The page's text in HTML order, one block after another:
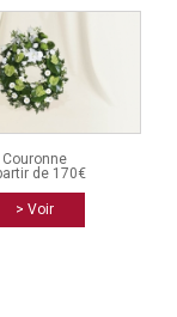
Couronne
de 170€
> Voir